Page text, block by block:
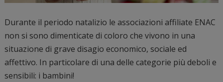
Durante il periodo natalizio le associazioni affiliate ENAC
non si sono dimenticate di coloro che vivono in una
situazione di grave disagio economico, sociale ed
affettivo. In particolare di una delle categorie più deboli e
sensibili: i bambini!